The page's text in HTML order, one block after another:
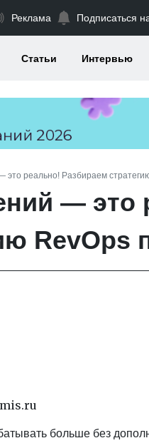
Реклама Подписаться
Статьи Интервью
реально! Разбираем
— это
RevOps
больше без